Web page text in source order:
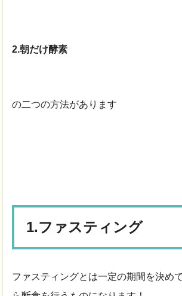
2.朝だけ酵素
の二つの方法があります
1.ファスティング
ファスティングとは一定の期間を決め